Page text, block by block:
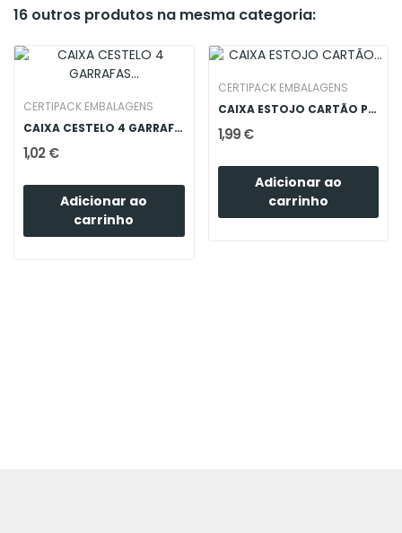
16 outros produtos na mesma categoria:
CERTIPACK EMBALAGENS
CAIXA CESTELO 4 GARRAFAS 150x150x320
1,02 €
Adicionar ao
carrinho
CERTIPACK EMBALAGENS
CAIXA ESTOJO CARTÃO PREMIUM MADEIRA 2 GARRAFAS
1,99 €
Adicionar ao
carrinho